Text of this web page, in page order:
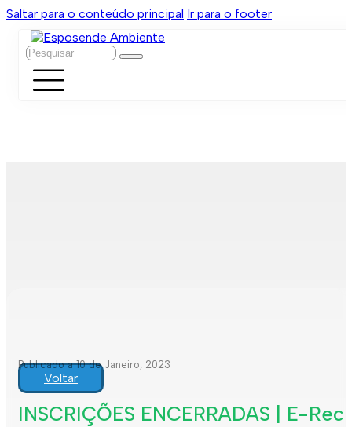
Saltar para o conteúdo principal Ir para o footer
Pesquisar
Publicado a 10 de Janeiro, 2023
Voltar
INSCRIÇÕES ENCERRADAS | E-